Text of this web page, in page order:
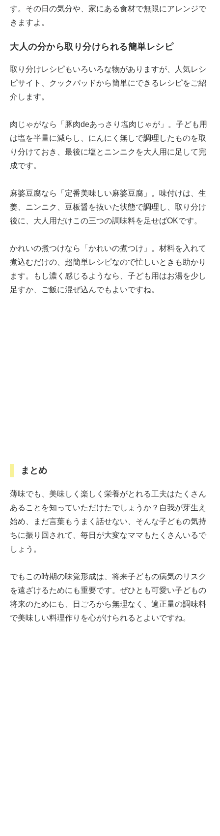
す。その日の気分や、家にある食材で無限にアレンジで
きますよ。
大人の分から取り分けられる簡単レシピ
取り分けレシピもいろいろな物がありますが、人気レシ
ピサイト、クックパッドから簡単にできるレシピをご紹
介します。
肉じゃがなら「豚肉deあっさり塩肉じゃが」。子ども用
は塩を半量に減らし、にんにく無しで調理したものを取
り分けておき、最後に塩とニンニクを大人用に足して完
成です。
麻婆豆腐なら「定番美味しい麻婆豆腐」。味付けは、生
姜、ニンニク、豆板醤を抜いた状態で調理し、取り分け
後に、大人用だけこの三つの調味料を足せばOKです。
かれいの煮つけなら「かれいの煮つけ」。材料を入れて
煮込むだけの、超簡単レシピなので忙しいときも助かり
ます。もし濃く感じるようなら、子ども用はお湯を少し
足すか、ご飯に混ぜ込んでもよいですね。
まとめ
薄味でも、美味しく楽しく栄養がとれる工夫はたくさん
あることを知っていただけたでしょうか？自我が芽生え
始め、まだ言葉もうまく話せない、そんな子どもの気持
ちに振り回されて、毎日が大変なママもたくさんいるで
しょう。
でもこの時期の味覚形成は、将来子どもの病気のリスク
を遠ざけるためにも重要です。ぜひとも可愛い子どもの
将来のためにも、日ごろから無理なく、適正量の調味料
で美味しい料理作りを心がけられるとよいですね。